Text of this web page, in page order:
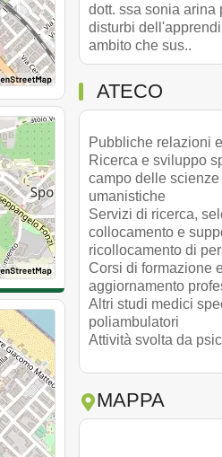
dott. ssa sonia arina
disturbi
ambito che sus..
ATECO
Pubbliche relazioni
Ricerca e sviluppo
campo delle
umanistiche
Servizi di ricerca,
collocamento e
ricollocamento di
Corsi di formazione
aggiornamento
Altri studi medici
poliambulatori
Attività svolta da
MAPPA